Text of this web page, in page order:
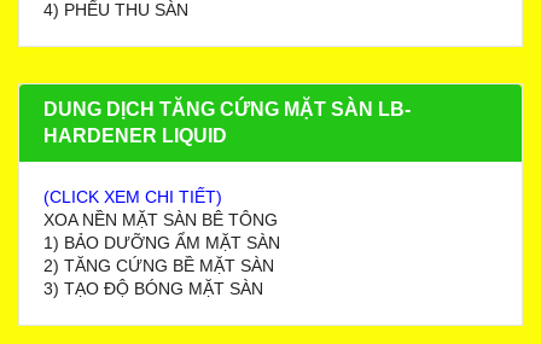
4) PHỂU THU SÀN
DUNG DỊCH TĂNG CỨNG MẶT SÀN LB-
HARDENER LIQUID
(CLICK XEM CHI TIẾT)
XOA NỀN MẶT SÀN BÊ TÔNG
1) BẢO DƯỠNG ẨM MẶT SÀN
2) TĂNG CỨNG BỀ MẶT SÀN
3) TẠO ĐỘ BÓNG MẶT SÀN